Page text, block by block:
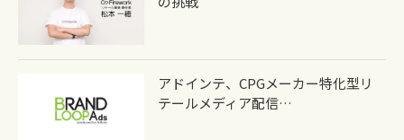
アドインテ、CPGメーカー特化型リ
テールメディア配信…